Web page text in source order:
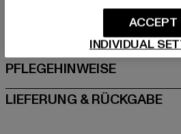
GRÖSSE & PASSFORM
PFLEGEHINWEISE
LIEFERUNG & RÜCKGABE
INDIVIDUAL
ACCEPT